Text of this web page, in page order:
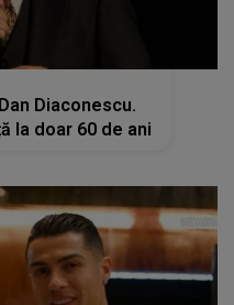
Diaconescu.
la doar 60 de ani